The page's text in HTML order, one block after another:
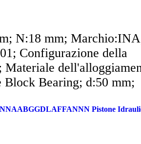
N:18 mm;
Configurazione della
Materiale
Block Bearing; d:50 mm;
Pistone